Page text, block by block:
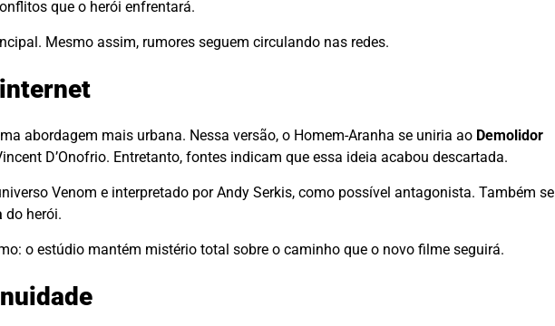
que o herói enfrentará.
Mesmo assim, rumores seguem circulando nas redes.
abordagem mais urbana. Nessa versão, o Homem-Aranha se uniria ao Demolidor
D’Onofrio. Entretanto, fontes indicam que essa ideia acabou descartada.
Venom e interpretado por Andy Serkis, como possível antagonista. Também se
do herói.
o estúdio mantém mistério total sobre o caminho que o novo filme seguirá.